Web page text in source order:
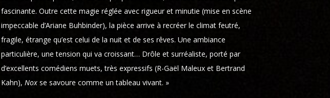
fascinante. Outre cette magie réglée avec rigueur et minutie (mise en scène
impeccable d’Ariane Buhbinder), la pièce arrive à recréer le climat feutré,
fragile, étrange qu’est celui de la nuit et de ses rêves. Une ambiance
particulière, une tension qui va croissant… Drôle et surréaliste, porté par
d’excellents comédiens muets, très expressifs (R-Gaël Maleux et Bertrand
Kahn), Noxse savoure comme un tableau vivant. »